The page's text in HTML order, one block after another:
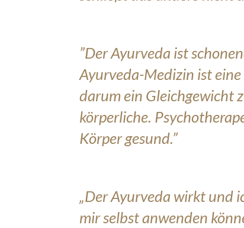
”Der Ayurveda ist
Ayurveda-Medizin ist
darum ein Gleichgewicht
körperliche.
Körper gesund.”
„Der Ayurveda wirkt und
mir selbst anwenden